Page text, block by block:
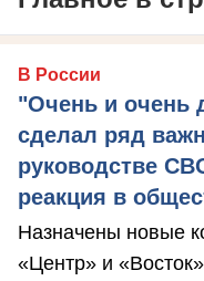
В России
"Очень и очень
сделал ряд
руководстве
реакция в
Назначены новые
«Центр» и